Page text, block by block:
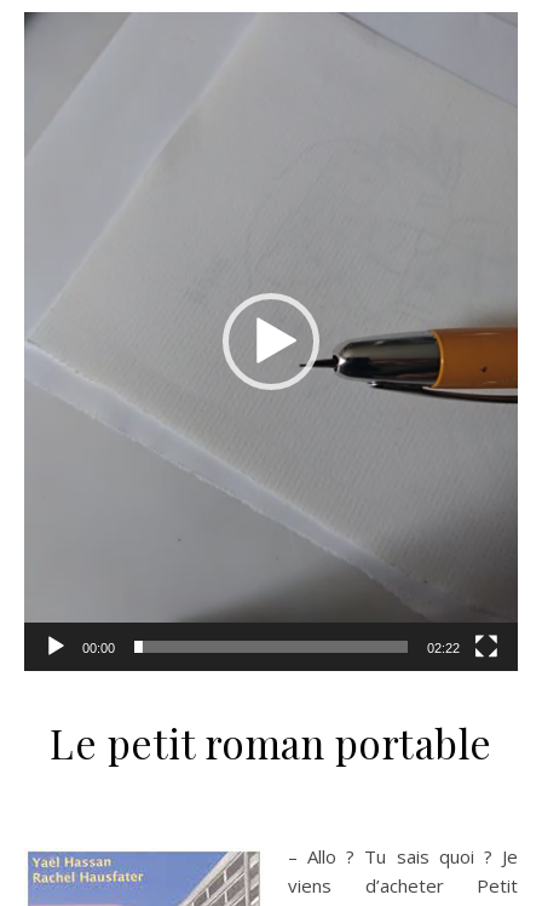
Lecteur
00:00 02:22
Le petit roman portable
– Allo ? Tu sais quoi ? Je
viens d’acheter Petit